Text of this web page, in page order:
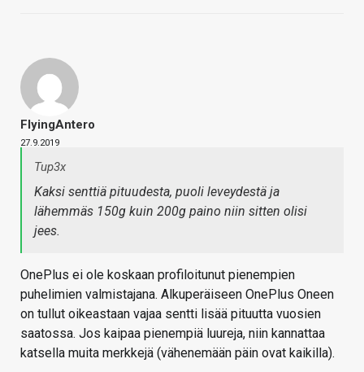
FlyingAntero
27.9.2019
Tup3x
Kaksi senttiä pituudesta, puoli leveydestä ja
lähemmäs 150g kuin 200g paino niin sitten olisi
jees.
OnePlus ei ole koskaan profiloitunut pienempien
puhelimien valmistajana. Alkuperäiseen OnePlus Oneen
on tullut oikeastaan vajaa sentti lisää pituutta vuosien
saatossa. Jos kaipaa pienempiä luureja, niin kannattaa
katsella muita merkkejä (vähenemään päin ovat kaikilla).